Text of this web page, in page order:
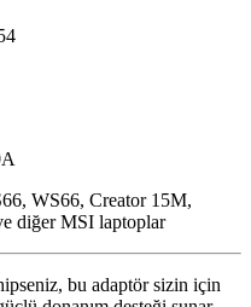
WS66, Creator 15M,
diğer MSI laptoplar
bu adaptör sizin için